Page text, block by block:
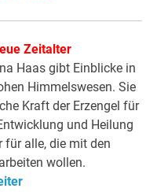
Zeitalter
Haas gibt Einblicke in
Himmelswesen. Sie
Kraft der Erzengel für
und Heilung
für alle, die mit den
wollen.